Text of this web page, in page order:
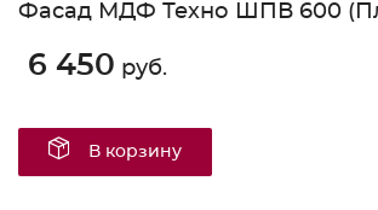
Фасад МДФ Техно ШПВ 600
6 450 руб.
В корзину